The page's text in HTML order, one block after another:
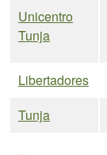
Unicentro
Tunja
Libertadores
Tunja